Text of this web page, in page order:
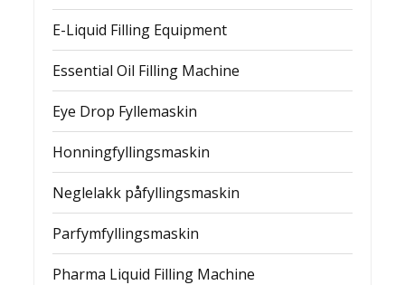
E-Liquid Filling Equipment
Essential Oil Filling Machine
Eye Drop Fyllemaskin
Honningfyllingsmaskin
Neglelakk påfyllingsmaskin
Parfymfyllingsmaskin
Pharma Liquid Filling Machine